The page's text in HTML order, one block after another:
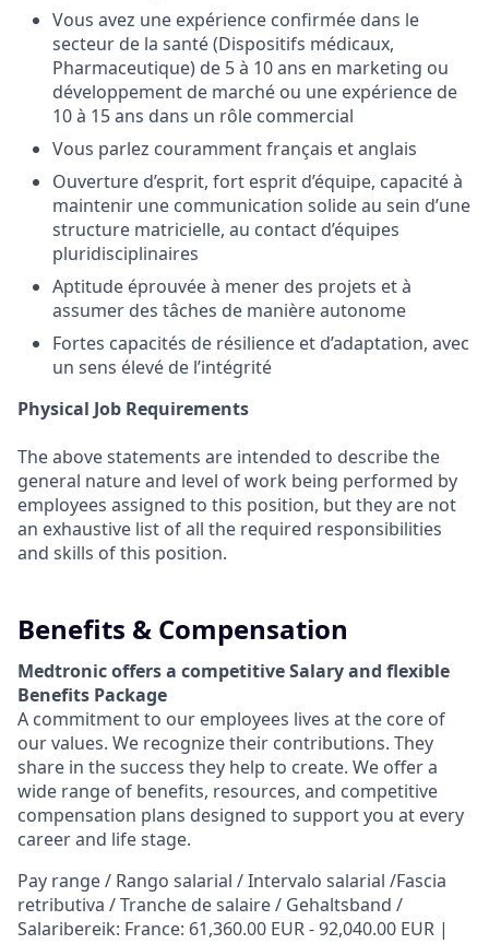
Vous avez une expérience confirmée dans le
secteur de la santé (Dispositifs médicaux,
Pharmaceutique) de 5 à 10 ans en marketing ou
développement de marché ou une expérience de
10 à 15 ans dans un rôle commercial
Vous parlez couramment français et anglais
Ouverture d’esprit, fort esprit d’équipe, capacité à
maintenir une communication solide au sein d’une
structure matricielle, au contact d’équipes
pluridisciplinaires
Aptitude éprouvée à mener des projets et à
assumer des tâches de manière autonome
Fortes capacités de résilience et d’adaptation, avec
un sens élevé de l’intégrité
Physical Job Requirements
The above statements are intended to describe the
general nature and level of work being performed by
employees assigned to this position, but they are not
an exhaustive list of all the required responsibilities
and skills of this position.
Benefits & Compensation
Medtronic offers a competitive Salary and flexible
Benefits Package
A commitment to our employees lives at the core of
our values. We recognize their contributions. They
share in the success they help to create. We offer a
wide range of benefits, resources, and competitive
compensation plans designed to support you at every
career and life stage.
Pay range / Rango salarial / Intervalo salarial /Fascia
retributiva / Tranche de salaire / Gehaltsband /
Salaribereik: France: 61,360.00 EUR - 92,040.00 EUR |